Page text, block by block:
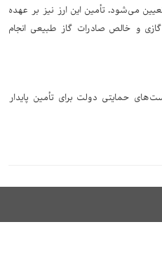
می‌شود. تأمین این ارز نیز بر عهده
و خالص صادرات گاز طبیعی انجام
در چارچوب سیاست‌های حمایتی دولت برای تأمین پایدار